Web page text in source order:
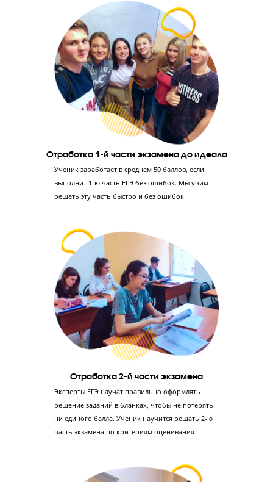
Диагностика знаний
Проводим тестирование в формате ЕГЭ,
консультацию с экспертом ЕГЭ и
профориентацию с психологом – так мы сможем
отношение к учебе
ребенку решать любые задачи во 2-й части